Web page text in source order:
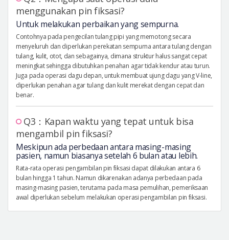
menggunakan pin fiksasi?
Untuk melakukan perbaikan yang sempurna.
Contohnya pada pengecilan tulang pipi yang memotong secara
menyeluruh dan diperlukan perekatan sempurna antara tulang dengan
tulang, kulit, otot, dan sebagainya, dimana struktur halus sangat cepat
meningkat sehingga dibutuhkan penahan agar tidak kendur atau turun.
Juga pada operasi dagu depan, untuk membuat ujung dagu yang V-line,
diperlukan penahan agar tulang dan kulit merekat dengan cepat dan
benar.
Q3：Kapan waktu yang tepat untuk bisa
mengambil pin fiksasi?
Meskipun ada perbedaan antara masing-masing
pasien, namun biasanya setelah 6 bulan atau lebih.
Rata-rata operasi pengambilan pin fiksasi dapat dilakukan antara 6
bulan hingga 1 tahun. Namun dikarenakan adanya perbedaan pada
masing-masing pasien, terutama pada masa pemulihan, pemeriksaan
awal diperlukan sebelum melakukan operasi pengambilan pin fiksasi.